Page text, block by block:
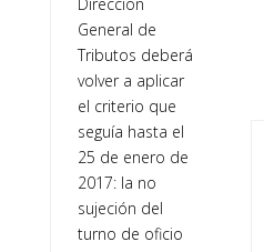
General de
Tributos deberá
volver a aplicar
el criterio que
seguía hasta el
25 de enero de
2017: la no
sujeción del
turno de oficio